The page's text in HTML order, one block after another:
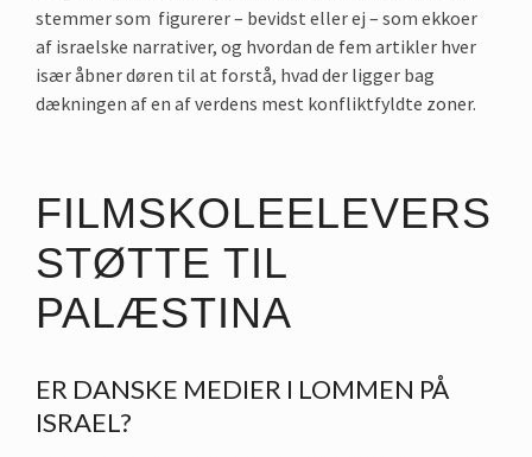
stemmer som figurerer – bevidst eller ej – som ekkoer
af israelske narrativer, og hvordan de fem artikler hver
især åbner døren til at forstå, hvad der ligger bag
dækningen af en af verdens mest konfliktfyldte zoner.
FILMSKOLEELEVERS
STØTTE TIL
PALÆSTINA
ER DANSKE MEDIER I LOMMEN PÅ
ISRAEL?